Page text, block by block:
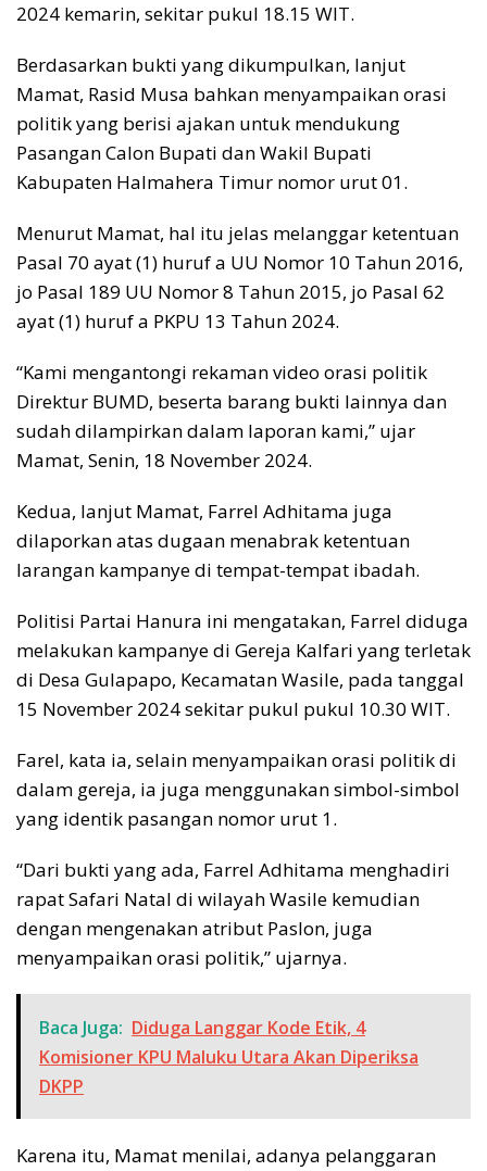
2024 kemarin, sekitar pukul 18.15 WIT.
Berdasarkan bukti yang dikumpulkan, lanjut
Mamat, Rasid Musa bahkan menyampaikan orasi
politik yang berisi ajakan untuk mendukung
Pasangan Calon Bupati dan Wakil Bupati
Kabupaten Halmahera Timur nomor urut 01.
Menurut Mamat, hal itu jelas melanggar ketentuan
Pasal 70 ayat (1) huruf a UU Nomor 10 Tahun 2016,
jo Pasal 189 UU Nomor 8 Tahun 2015, jo Pasal 62
ayat (1) huruf a PKPU 13 Tahun 2024.
“Kami mengantongi rekaman video orasi politik
Direktur BUMD, beserta barang bukti lainnya dan
sudah dilampirkan dalam laporan kami,” ujar
Mamat, Senin, 18 November 2024.
Kedua, lanjut Mamat, Farrel Adhitama juga
dilaporkan atas dugaan menabrak ketentuan
larangan kampanye di tempat-tempat ibadah.
Politisi Partai Hanura ini mengatakan, Farrel diduga
melakukan kampanye di Gereja Kalfari yang terletak
di Desa Gulapapo, Kecamatan Wasile, pada tanggal
15 November 2024 sekitar pukul pukul 10.30 WIT.
Farel, kata ia, selain menyampaikan orasi politik di
dalam gereja, ia juga menggunakan simbol-simbol
yang identik pasangan nomor urut 1.
“Dari bukti yang ada, Farrel Adhitama menghadiri
rapat Safari Natal di wilayah Wasile kemudian
dengan mengenakan atribut Paslon, juga
menyampaikan orasi politik,” ujarnya.
Baca Juga: Diduga Langgar Kode Etik, 4
Komisioner KPU Maluku Utara Akan Diperiksa
DKPP
Karena itu, Mamat menilai, adanya pelanggaran